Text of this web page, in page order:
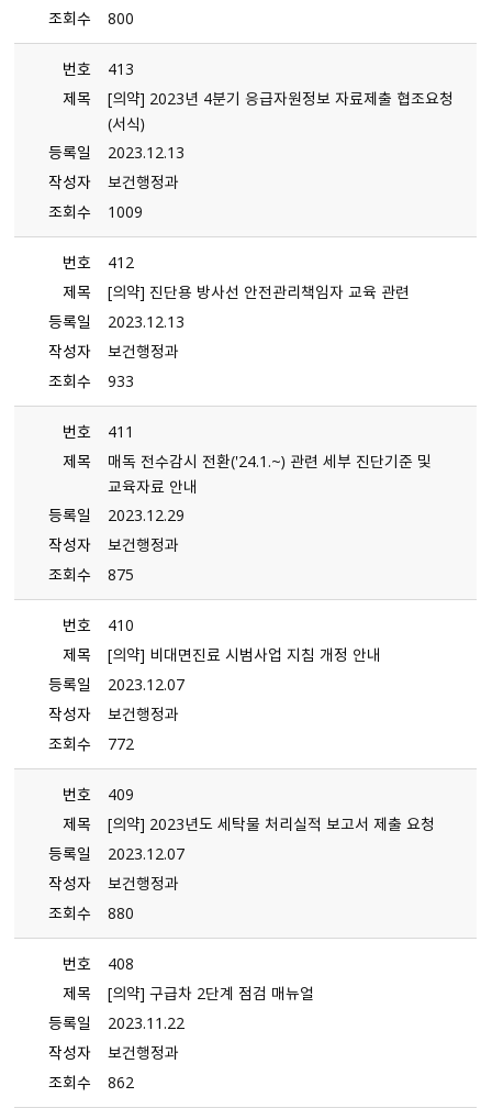
조회수
800
번호
413
제목
[의약] 2023년 4분기 응급자원정보 자료제출 협조요청
（서식）
등록일
2023.12.13
작성자
보건행정과
조회수
1009
번호
412
제목
[의약] 진단용 방사선 안전관리책임자 교육 관련
등록일
2023.12.13
작성자
보건행정과
조회수
933
번호
411
제목
매독 전수감시 전환（＇24.1.~） 관련 세부 진단기준 및
교육자료 안내
등록일
2023.12.29
작성자
보건행정과
조회수
875
번호
410
제목
[의약] 비대면진료 시범사업 지침 개정 안내
등록일
2023.12.07
작성자
보건행정과
조회수
772
번호
409
제목
[의약] 2023년도 세탁물 처리실적 보고서 제출 요청
등록일
2023.12.07
작성자
보건행정과
조회수
880
번호
408
제목
[의약] 구급차 2단계 점검 매뉴얼
등록일
2023.11.22
작성자
보건행정과
조회수
862